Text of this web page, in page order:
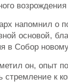
напомнил о
основой,
в Собор
он, опыт
стремление к